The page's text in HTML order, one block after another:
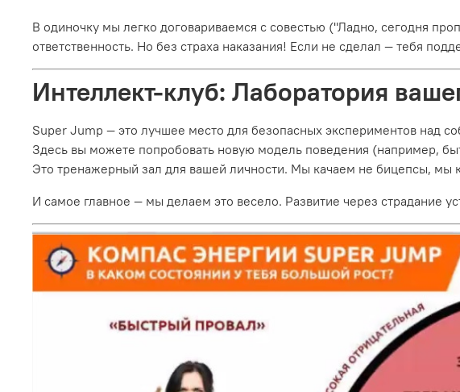
В одиночку мы легко договариваемся с совестью ("Ладно, сегодня
ответственность. Но без страха наказания! Если не сделал — тебя
Интеллект-клуб: Лаборатория
Super Jump — это лучшее место для безопасных экспериментов над
Здесь вы можете попробовать новую модель поведения (например,
Это тренажерный зал для вашей личности. Мы качаем не бицепсы, мы
И самое главное — мы делаем это весело. Развитие через страдание